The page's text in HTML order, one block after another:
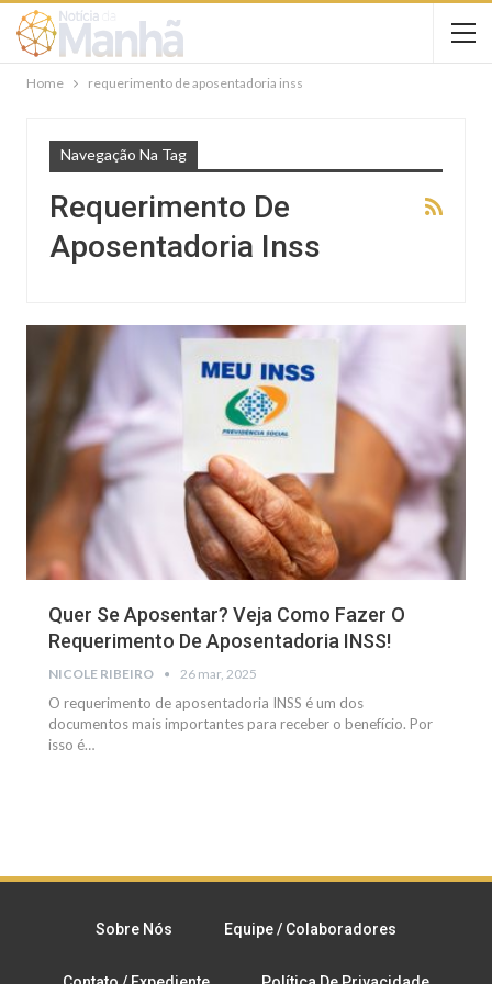
Home requerimento de aposentadoria inss
Navegação Na Tag
Requerimento De
Aposentadoria Inss
Quer Se Aposentar? Veja Como Fazer O
Requerimento De Aposentadoria INSS!
NICOLE RIBEIRO 26 mar, 2025
O requerimento de aposentadoria INSS é um dos
documentos mais importantes para receber o benefício. Por
isso é…
Sobre Nós Equipe / Colaboradores